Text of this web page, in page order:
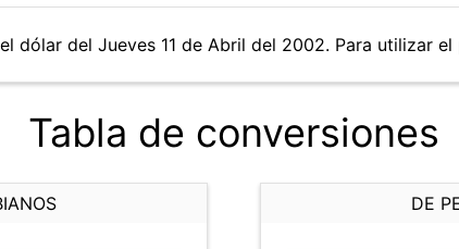
dólar del Jueves 11 de Abril del 2002. Para utilizar
Tabla de conversiones
DE